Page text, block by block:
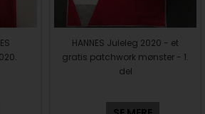
HANNES Juleleg 2020 - et
gratis patchwork mønster - 1.
del